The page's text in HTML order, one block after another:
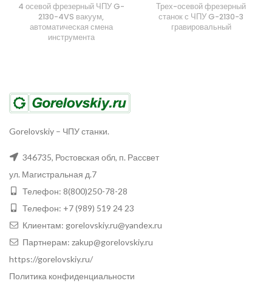
4 осевой фрезерный ЧПУ G-
2130-4VS вакуум,
автоматическая смена
инструмента
Трех-осевой фрезерный
станок с ЧПУ G-2130-3
гравировальный
Gorelovskiy – ЧПУ станки.
346735, Ростовская обл, п. Рассвет
ул. Магистральная д.7
Телефон: 8(800)250-78-28
Телефон: +7 (989) 519 24 23
Клиентам: gorelovskiy.ru@yandex.ru
Партнерам: zakup@gorelovskiy.ru
https://gorelovskiy.ru/
Политика конфиденциальности